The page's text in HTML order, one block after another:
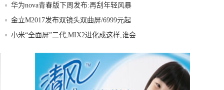
华为nova青春版下周发布:再刮年轻风暴
金立M2017发布双镜头双曲屏/6999元起
小米“全面屏”二代,MIX2进化成这样,谁会
摩托罗拉edge+发布:首款一亿像素的90h